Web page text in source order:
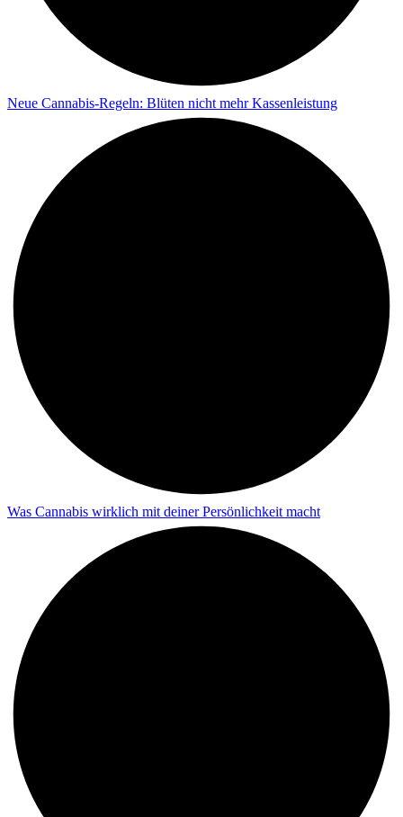
Neue Cannabis-Regeln: Blüten nicht mehr Kassenleistung
Was Cannabis wirklich mit deiner Persönlichkeit macht